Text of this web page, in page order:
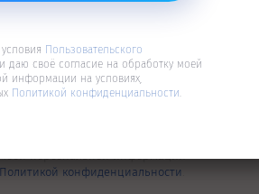
моей персональной информации
Политикой конфиденциальности
Пользовательского
и даю своё согласие на обработку моей
информации на условиях,
Политикой конфиденциальности.